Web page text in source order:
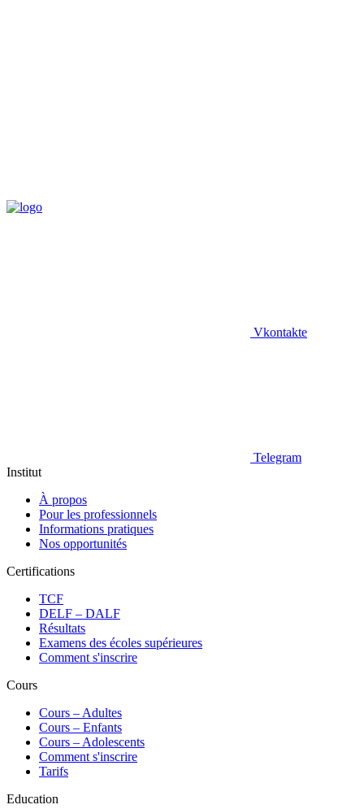
Vkontakte
Telegram
Institut
À propos
Pour les professionnels
Informations pratiques
Nos opportunités
Certifications
TCF
DELF – DALF
Résultats
Examens des écoles supérieures
Comment s'inscrire
Cours
Сours – Adultes
Cours – Enfants
Cours – Adolescents
Comment s'inscrire
Tarifs
Education